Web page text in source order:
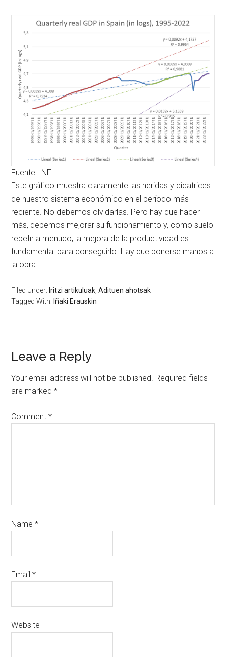
Fuente: INE.
Este gráfico muestra claramente las heridas y cicatrices
de nuestro sistema económico en el período más
reciente. No debemos olvidarlas. Pero hay que hacer
más, debemos mejorar su funcionamiento y, como suelo
repetir a menudo, la mejora de la productividad es
fundamental para conseguirlo. Hay que ponerse manos a
la obra.
Filed Under: Iritzi artikuluak ,Adituen ahotsak
Tagged With: Iñaki Erauskin
Leave a Reply
Your email address will not be published. Required fields
are marked*
Comment*
Name*
Email*
Website